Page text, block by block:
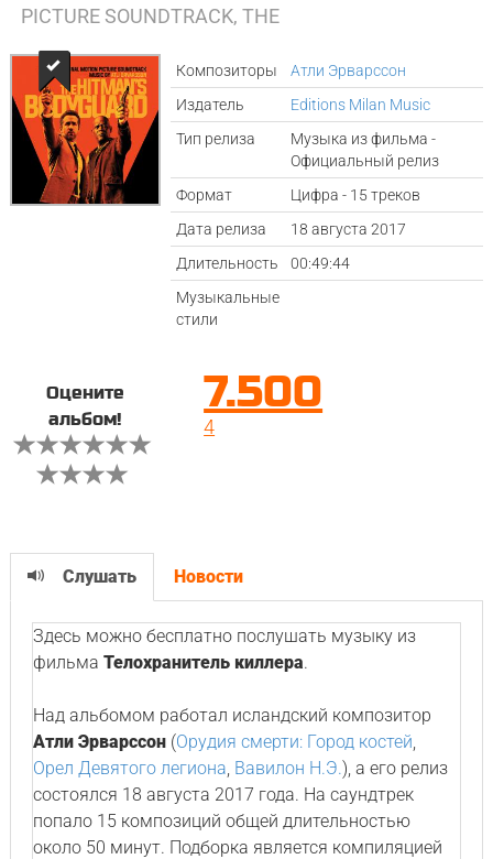
PICTURE SOUNDTRACK, THE
Композиторы
Атли Эрварссон
Издатель
Editions Milan Music
Тип релиза
Музыка из фильма -
Официальный релиз
Формат
Цифра - 15 треков
Дата релиза
18 августа 2017
Длительность
00:49:44
Музыкальные
стили
Оцените
альбом!
7.500
4
Слушать Новости
Здесь можно бесплатно послушать музыку из
фильма Телохранитель киллера.
Над альбомом работал исландский композитор
Атли Эрварссон(Орудия смерти: Город костей,
Орел Девятого легиона, Вавилон Н.Э.), а его релиз
состоялся 18 августа 2017 года. На саундтрек
попало 15 композиций общей длительностью
около 50 минут. Подборка является компиляцией